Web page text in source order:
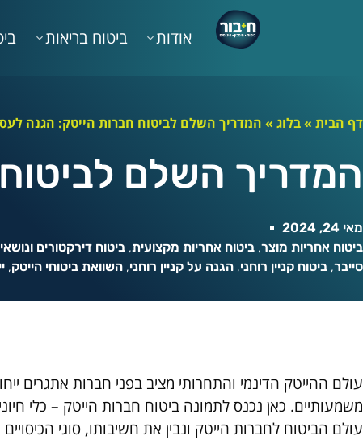
אודות ביטוח בריאות
דף הבית »בלוג » המדריך השלם לביטוח חברות הייטק: הגנה
המדריך השלם
מאי 24, 2024
ביטוח אחריות מוצר, ביטוח אחריות מקצועית, ביטוח דירקטורים
סייבר, ביטוח קניין רוחני, הגנה על קניין רוחני, השוואת ביטוחי הייטק,
עולם ההייטק הדינמי והתחרותי מציב בפני חברות אתגרים
משמעותיים. כאן נכנס לתמונה ביטוח חברות הייטק – כלי
עולם הביטוח לחברות הייטק ונבין את חשיבותו, סוגי